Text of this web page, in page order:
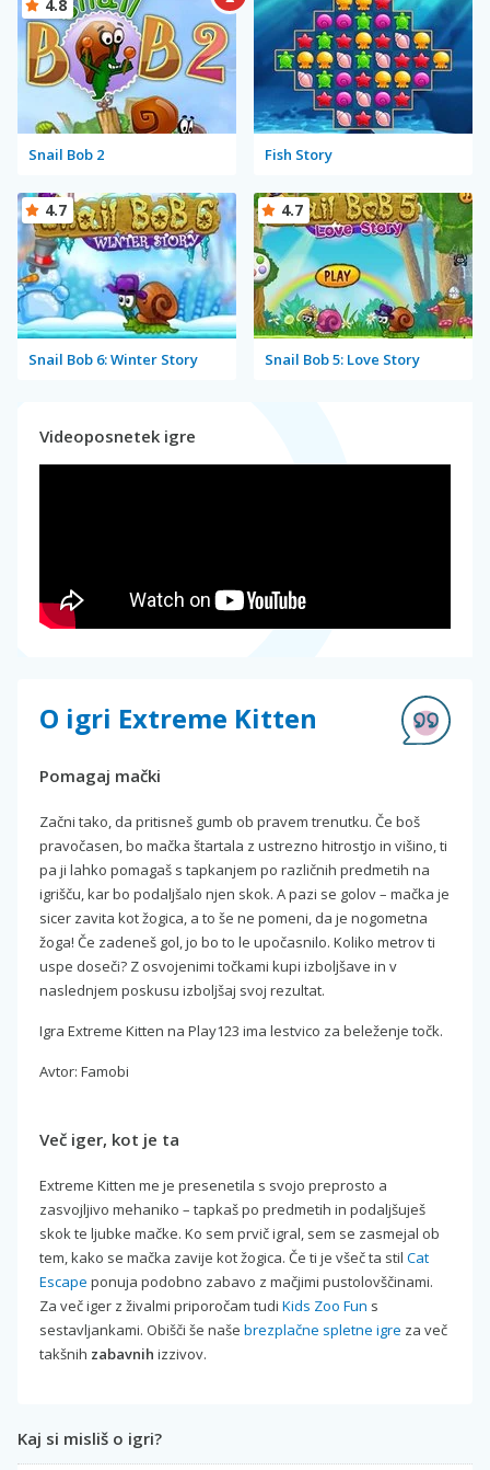
Snail Bob 2
4.8
Fish Story
Snail Bob 6: Winter Story
4.7
Snail Bob 5: Love Story
4.7
Videoposnetek igre
O igri Extreme Kitten
Pomagaj mački
Začni tako, da pritisneš gumb ob pravem trenutku. Če boš
pravočasen, bo mačka štartala z ustrezno hitrostjo in višino, ti
pa ji lahko pomagaš s tapkanjem po različnih predmetih na
igrišču, kar bo podaljšalo njen skok. A pazi se golov – mačka je
sicer zavita kot žogica, a to še ne pomeni, da je nogometna
žoga! Če zadeneš gol, jo bo to le upočasnilo. Koliko metrov ti
uspe doseči? Z osvojenimi točkami kupi izboljšave in v
naslednjem poskusu izboljšaj svoj rezultat.
Igra Extreme Kitten na Play123 ima lestvico za beleženje točk.
Avtor: Famobi
Več iger, kot je ta
Extreme Kitten me je presenetila s svojo preprosto a
zasvojljivo mehaniko – tapkaš po predmetih in podaljšuješ
skok te ljubke mačke. Ko sem prvič igral, sem se zasmejal ob
tem, kako se mačka zavije kot žogica. Če ti je všeč ta stil Cat
Escape ponuja podobno zabavo z mačjimi pustolovščinami.
Za več iger z živalmi priporočam tudi Kids Zoo Fun s
sestavljankami. Obišči še naše brezplačne spletne igre za več
takšnih zabavnih izzivov.
Kaj si misliš o igri?